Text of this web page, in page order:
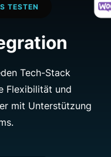
O2
TESTEN
Tech-Stack
Flexibilität und
mit Unterstützung